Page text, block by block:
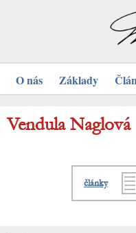
O nás Základy
Vendula Naglová
články